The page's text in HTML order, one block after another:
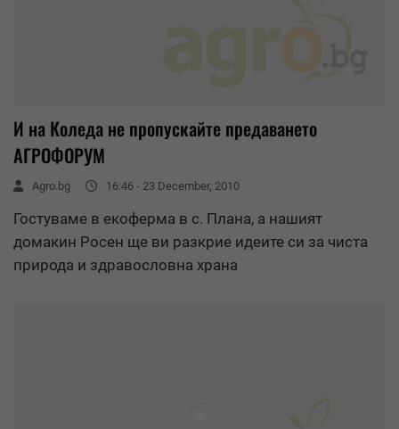
И на Коледа не пропускайте предаването
АГРОФОРУМ
Agro.bg 16:46 - 23 December, 2010
Гостуваме в екоферма в с. Плана, а нашият
домакин Росен ще ви разкрие идеите си за чиста
природа и здравословна храна